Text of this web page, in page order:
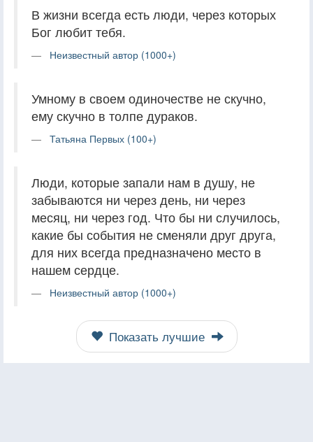
В жизни всегда есть люди, через которых
Бог любит тебя.
Неизвестный автор (1000+)
Умному в своем одиночестве не скучно,
ему скучно в толпе дураков.
Татьяна Первых (100+)
Люди, которые запали нам в душу, не
забываются ни через день, ни через
месяц, ни через год. Что бы ни случилось,
какие бы события не сменяли друг друга,
для них всегда предназначено место в
нашем сердце.
Неизвестный автор (1000+)
Показать лучшие